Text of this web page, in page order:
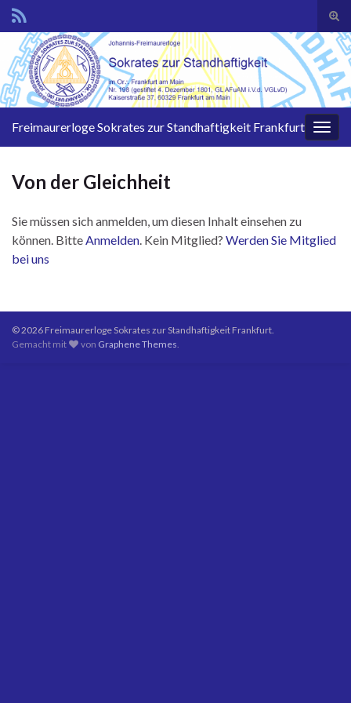
Search for:
Freimaurerloge Sokrates zur Standhaftigkeit Frankfurt
Von der Gleichheit
Sie müssen sich anmelden, um diesen Inhalt einsehen zu
können. Bitte Anmelden . Kein Mitglied? Werden Sie Mitglied
bei uns
© 2026 Freimaurerloge Sokrates zur Standhaftigkeit Frankfurt.
Gemacht mit
von Graphene Themes